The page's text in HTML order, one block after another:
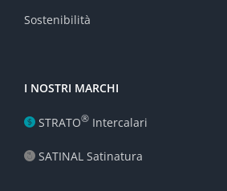
Sostenibilità
I NOSTRI MARCHI
STRATO® Intercalari
SATINAL Satinatura